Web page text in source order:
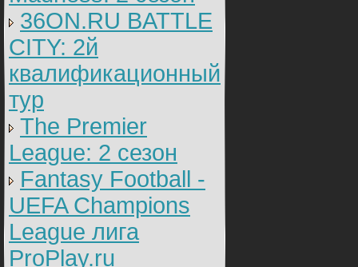
36ON.RU BATTLE
CITY: 2й
квалификационный
тур
The Premier
League: 2 cезон
Fantasy Football -
UEFA Champions
League лига
ProPlay.ru